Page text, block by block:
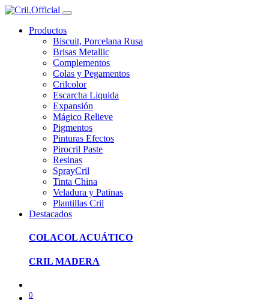
Productos
Biscuit, Porcelana Rusa
Brisas Metallic
Complementos
Colas y Pegamentos
Crilcolor
Escarcha Liquida
Expansión
Mágico Relieve
Pigmentos
Pinturas Efectos
Pirocril Paste
Resinas
SprayCril
Tinta China
Veladura y Patinas
Plantillas Cril
Destacados
COLACOL ACUÁTICO
CRIL MADERA
0